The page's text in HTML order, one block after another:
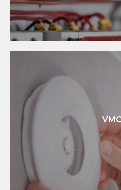
Installation d'un tableau
professionnels, rénovation de
normes.
En savoir
VMC